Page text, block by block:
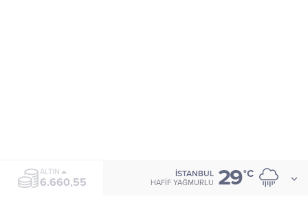
ALTIN
6.660,55
İSTANBUL
HAFIF YAĞMURLU 29°C